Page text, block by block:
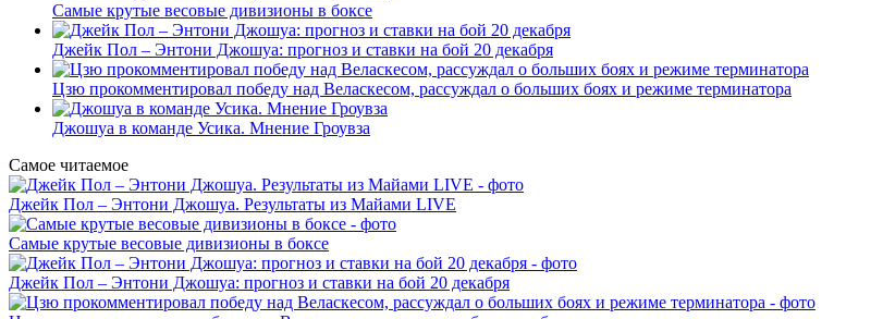
Самые крутые весовые дивизионы в боксе
Джейк Пол – Энтони Джошуа: прогноз и ставки на бой 20 декабря
Цзю прокомментировал победу над Веласкесом, рассуждал о больших боях и режиме терминатора
Джошуа в команде Усика. Мнение Гроувза
Самое читаемое
Джейк Пол – Энтони Джошуа. Результаты из Майами LIVE
Самые крутые весовые дивизионы в боксе
Джейк Пол – Энтони Джошуа: прогноз и ставки на бой 20 декабря